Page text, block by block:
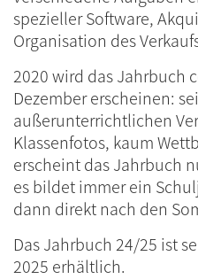
spezieller Software,
Organisation des
2020 wird das Jahrbuch
Dezember erscheinen:
außerunterrichtlichen
Klassenfotos, kaum
erscheint das Jahrbuch
es bildet immer ein
dann direkt nach den
Das Jahrbuch 24/25 ist
2025 erhältlich.